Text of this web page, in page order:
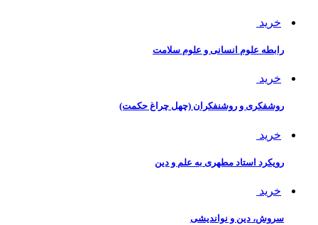
خرید
رابطه علوم انسانی و علوم سلامت
خرید
روشفکری و روشنفکران (چهل چراغ حکمت)
خرید
رویکرد استاد مطهری به علم و دین
خرید
سروش، دین و نواندیشی